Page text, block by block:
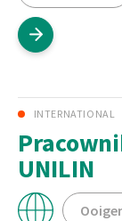
INTERNATIONAL
UNILIN